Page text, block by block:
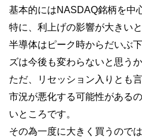
基本的にはNASDAQ銘柄を中
特に、利上げの影響が大きい
半導体はピーク時からだいぶ
ズは今後も変わらないと思うか
ただ、リセッション入りとも
市況が悪化する可能性がある
いところです。
その為一度に大きく買うので